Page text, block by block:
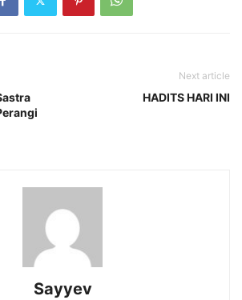
Next article
HADITS HARI INI
Sayyev